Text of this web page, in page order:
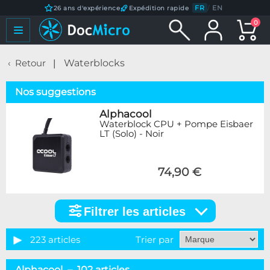
26 ans d'expérience Expédition rapide FR / EN
0
Retour Waterblocks
Nos suggestions
Alphacool
Waterblock CPU + Pompe Eisbaer
LT (Solo) - Noir
74,90 €
articles
Catégorie
Filtrer les articles
223 articles Trier par